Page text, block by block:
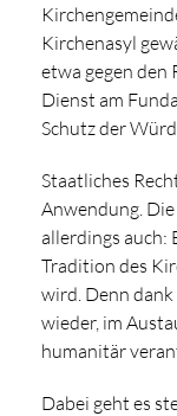
Kirchenasyl
etwa gegen den
Dienst am
Schutz der
Staatliches
Anwendung.
allerdings auch:
Tradition des
wird. Denn
wieder, im
humanitär
Dabei geht es